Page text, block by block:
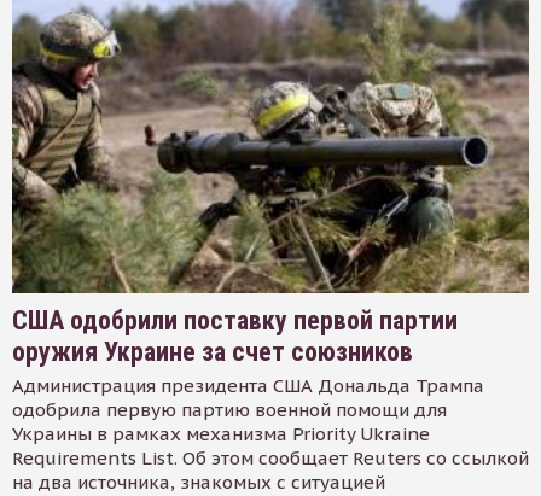
США одобрили поставку первой партии
оружия Украине за счет союзников
Администрация президента США Дональда Трампа
одобрила первую партию военной помощи для
Украины в рамках механизма Priority Ukraine
Requirements List. Об этом сообщает Reuters со ссылкой
на два источника, знакомых с ситуацией